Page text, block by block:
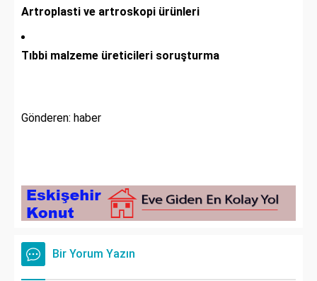
Artroplasti ve artroskopi ürünleri
Tıbbi malzeme üreticileri soruşturma
Gönderen: haber
Bir Yorum Yazın